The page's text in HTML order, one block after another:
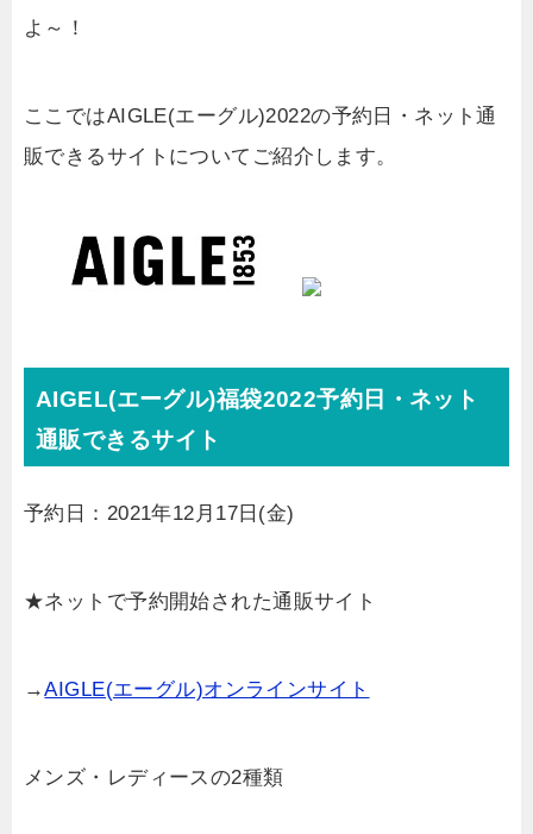
よ～！
ここではAIGLE(エーグル)2022の予約日・ネット通
販できるサイトについてご紹介します。
AIGEL(エーグル)福袋2022予約日・ネット
通販できるサイト
予約日：2021年12月17日(金)
★ネットで予約開始された通販サイト
→AIGLE(エーグル)オンラインサイト
メンズ・レディースの2種類